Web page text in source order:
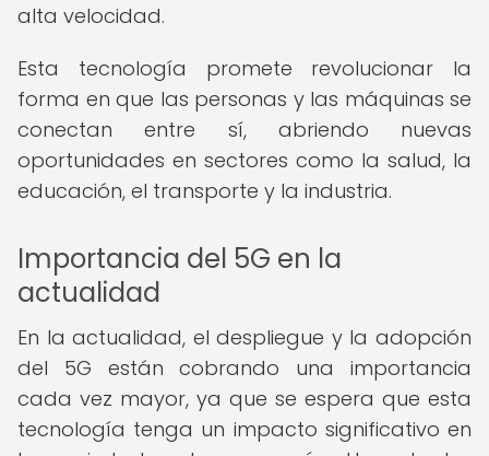
alta velocidad.
Esta tecnología promete revolucionar la
forma en que las personas y las máquinas se
conectan entre sí, abriendo nuevas
oportunidades en sectores como la salud, la
educación, el transporte y la industria.
Importancia del 5G en la
actualidad
En la actualidad, el despliegue y la adopción
del 5G están cobrando una importancia
cada vez mayor, ya que se espera que esta
tecnología tenga un impacto significativo en